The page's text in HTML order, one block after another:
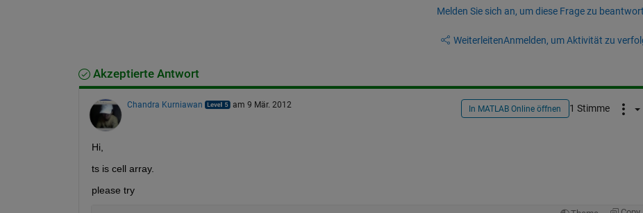
Melden Sie sich an, um diese Frage zu
WeiterleitenAnmelden, um Aktivität zu
Akzeptierte Antwort
Chandra Kurniawan am 9 Mär. 2012 In MATLAB Online öffnen 1 Stimme
Hi,
ts is cell array.
please try